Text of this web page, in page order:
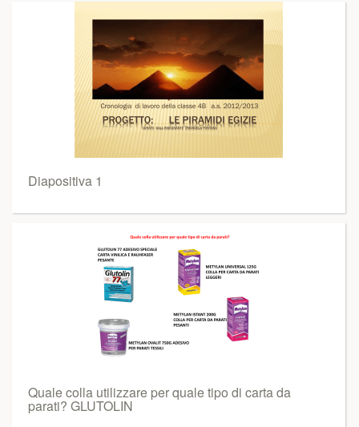
Diapositiva 1
Quale colla utilizzare per quale tipo di carta da
parati? GLUTOLIN